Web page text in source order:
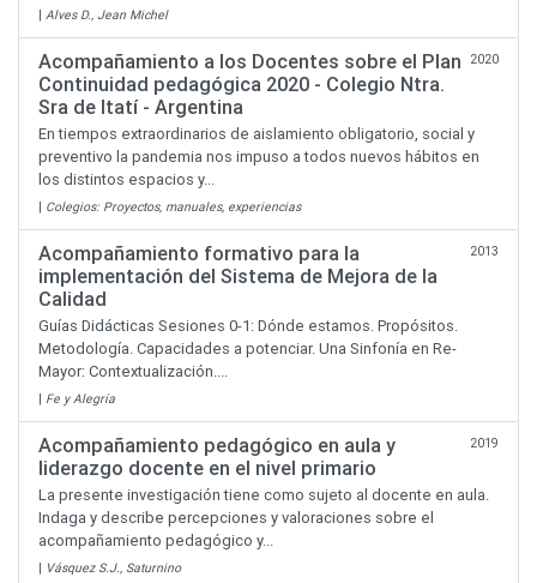
|Alves D., Jean Michel
Acompañamiento a los Docentes sobre el Plan
Continuidad pedagógica 2020 - Colegio Ntra.
Sra de Itatí - Argentina
2020
En tiempos extraordinarios de aislamiento obligatorio, social y
preventivo la pandemia nos impuso a todos nuevos hábitos en
los distintos espacios y...
| Colegios: Proyectos, manuales, experiencias
Acompañamiento formativo para la
implementación del Sistema de Mejora de la
Calidad
2013
Guías Didácticas Sesiones 0-1: Dónde estamos. Propósitos.
Metodología. Capacidades a potenciar. Una Sinfonía en Re-
Mayor: Contextualización....
| Fe y Alegría
Acompañamiento pedagógico en aula y
liderazgo docente en el nivel primario
2019
La presente investigación tiene como sujeto al docente en aula.
Indaga y describe percepciones y valoraciones sobre el
acompañamiento pedagógico y...
| Vásquez S.J., Saturnino